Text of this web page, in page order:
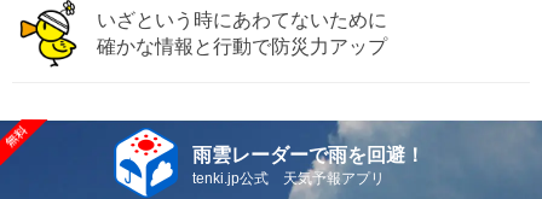
いざという時にあわてないために
確かな情報と行動で防災力アップ
雨雲レーダーで雨を回避！
tenki.jp公式 天気予報アプリ